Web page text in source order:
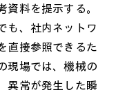
料を提示する。
も、社内ネットワ
直接参照できるた
現場では、機械の
異常が発生した瞬